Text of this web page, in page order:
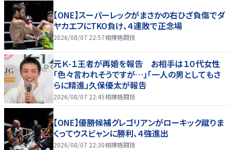
【ONE】スーパーレックがまさかの右ひざ負傷でダ
ヤカエフにTKO負け、４連敗で正念場
2026/08/07 22:57相撲格闘技
元Ｋ-１王者が再婚を報告 お相手は１０代女性
「色々言われそうですが…」「一人の男としてもさ
らに精進」久保優太が報告
2026/08/07 22:45相撲格闘技
【ONE】優勝候補グレゴリアンがローキック蹴りま
くってウスビャンに勝利、４強進出
2026/08/07 22:30相撲格闘技